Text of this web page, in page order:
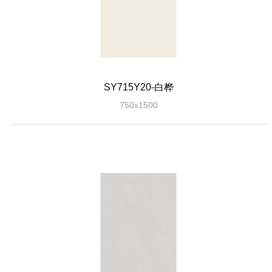
SY715Y20-白桦
750x1500